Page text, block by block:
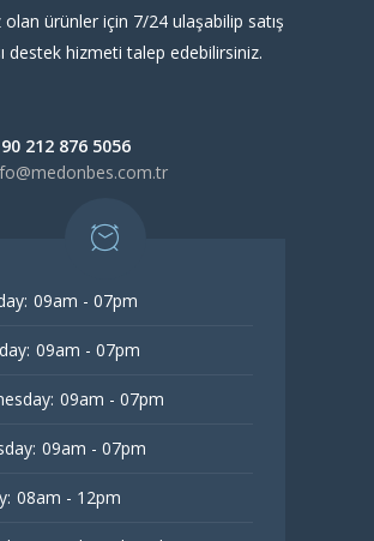
olan ürünler için 7/24 ulaşabilip satış
destek hizmeti talep edebilirsiniz.
212 876 5056
09am - 07pm
09am - 07pm
09am - 07pm
09am - 07pm
08am - 12pm